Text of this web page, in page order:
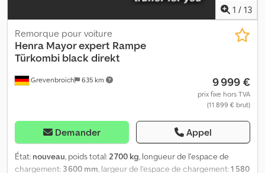
1 / 13
Grevenbroich 635 km
Remorque pour voiture
Henra Mayor expert Rampe
Türkombi black direkt
9 999 €
prix fixe hors TVA
(11 899 € brut)
Demander Appel
État: nouveau, poids total:2 700 kg, longueur de l'espace de
chargement: 3 600 mm, largeur de l’espace de chargement:1 580